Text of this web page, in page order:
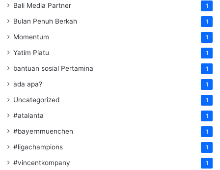
Bali Media Partner 1
Bulan Penuh Berkah 1
Momentum 1
Yatim Piatu 1
bantuan sosial Pertamina 1
ada apa? 1
Uncategorized 1
#atalanta 1
#bayernmuenchen 1
#ligachampions 1
#vincentkompany 1